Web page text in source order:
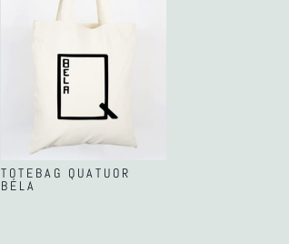
TOTEBAG QUATUOR
BÉLA